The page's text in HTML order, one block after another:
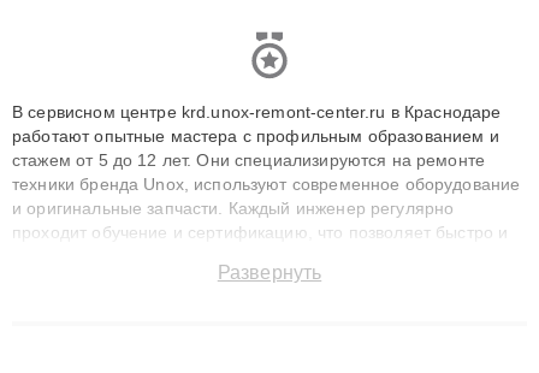
В сервисном центре krd.unox-remont-center.ru в Краснодаре
работают опытные мастера с профильным образованием и
стажем от 5 до 12 лет. Они специализируются на ремонте
техники бренда Unox, используют современное оборудование
и оригинальные запчасти. Каждый инженер регулярно
проходит обучение и сертификацию, что позволяет быстро и
сохранением гарантии до 3 лет. Наши мастера решают
Развернуть